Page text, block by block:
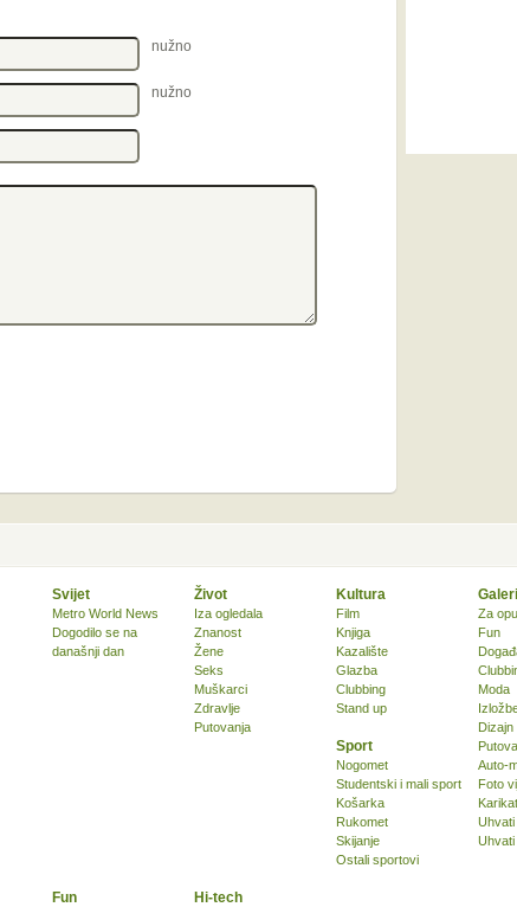
nužno
nužno
Svijet
Metro World News
Dogodilo se na
današnji dan
Život
Iza ogledala
Znanost
Žene
Seks
Muškarci
Zdravlje
Putovanja
Kultura
Film
Knjiga
Kazalište
Glazba
Clubbing
Stand up
Sport
Nogomet
Studentski i mali sport
Košarka
Rukomet
Skijanje
Ostali sportovi
Fun Hi-tech
Za
Fun
Moda
Dizajn
Auto-
Foto
Uhvati
Uhvati